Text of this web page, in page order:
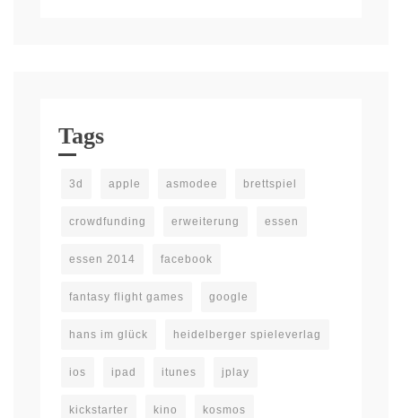
Tags
3d apple asmodee brettspiel
crowdfunding erweiterung essen
essen 2014 facebook
fantasy flight games google
hans im glück heidelberger spieleverlag
ios ipad itunes jplay
kickstarter kino kosmos